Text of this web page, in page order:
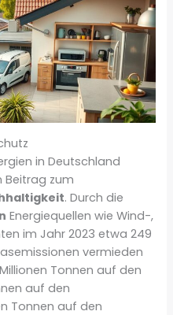
in Deutschland
Beitrag zum
. Durch die
Energiequellen wie Wind-,
im Jahr 2023 etwa 249
vermieden
Tonnen auf den
auf den
Tonnen auf den